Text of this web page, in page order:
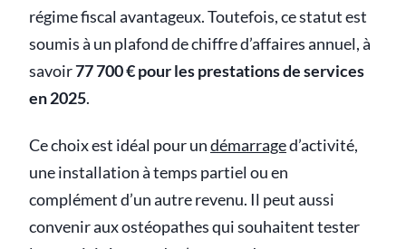
régime fiscal avantageux. Toutefois, ce statut est
soumis à un plafond de chiffre d’affaires annuel, à
savoir77 700 € pour les prestations de services
en 2025.
Ce choix est idéal pour undémarraged’activité,
une installation à temps partiel ou en
complément d’un autre revenu. Il peut aussi
convenir aux ostéopathes qui souhaitent tester